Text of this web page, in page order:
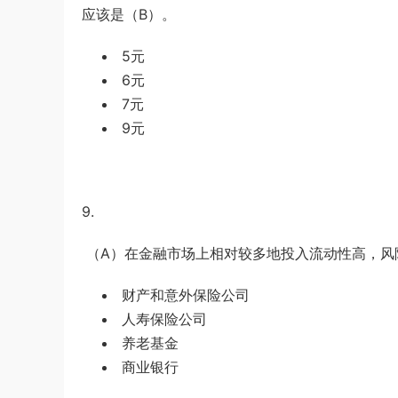
应该是（B）。
5元
6元
7元
9元
9.
（A）在金融市场上相对较多地投入流动性高，风
财产和意外保险公司
人寿保险公司
养老基金
商业银行